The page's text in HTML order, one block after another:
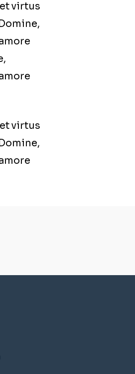
virtus
virtus